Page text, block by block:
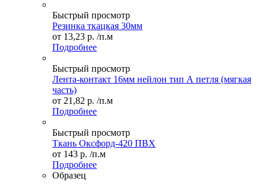
Быстрый просмотр
Резинка ткацкая 30мм
от 13,23 р. /п.м
Подробнее
Быстрый просмотр
Лента-контакт 16мм нейлон тип А петля (мягкая
часть)
от 21,82 р. /п.м
Подробнее
Быстрый просмотр
Ткань Оксфорд-420 ПВХ
от 143 р. /п.м
Подробнее
Образец